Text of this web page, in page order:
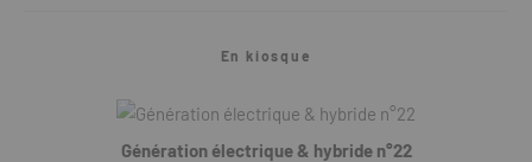
En kiosque
Génération électrique & hybride n°22